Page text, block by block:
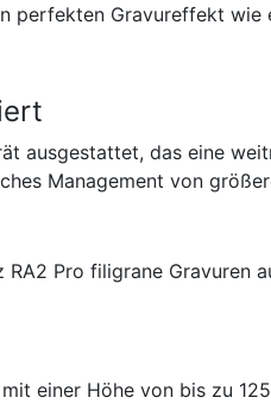
perfekten Gravureffekt wie
ausgestattet, das eine
Management von
Pro filigrane Gravuren
einer Höhe von bis zu